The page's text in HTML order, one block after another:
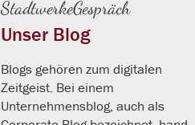
Unser Blog
StadtwerkeGespräch
Blogs gehören zum digitalen
Zeitgeist. Bei einem
Unternehmensblog, auch als